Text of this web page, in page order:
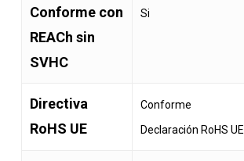
Conforme con
REACh sin
SVHC
Si
Directiva
RoHS UE
Conforme
Declaración RoHS UE